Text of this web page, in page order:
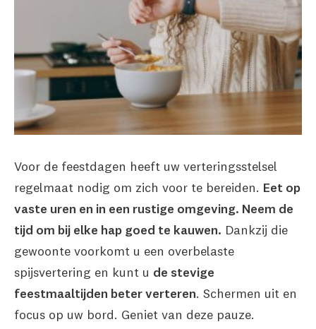
Voor de feestdagen heeft uw verteringsstelsel
regelmaat nodig om zich voor te bereiden. Eet op
vaste uren en in een rustige omgeving. Neem de
tijd om bij elke hap goed te kauwen. Dankzij die
gewoonte voorkomt u een overbelaste
spijsvertering en kunt u de stevige
feestmaaltijden beter verteren. Schermen uit en
focus op uw bord. Geniet van deze pauze.